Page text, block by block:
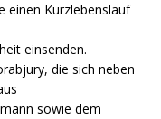
einen Kurzlebenslauf
einsenden.
die sich neben
sowie dem